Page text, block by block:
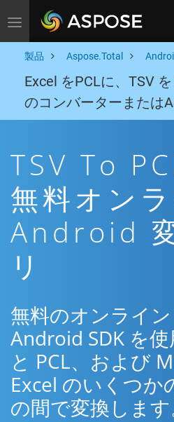
Toggle navigation
製品 Aspose.Total
Excel をPCLに、TSV
のコンバーターまたは
TSV To
無料オン
Android
リ
無料のオンライ
Android SDK を使
と PCL、および
Excel のいくつか
の間で変換します